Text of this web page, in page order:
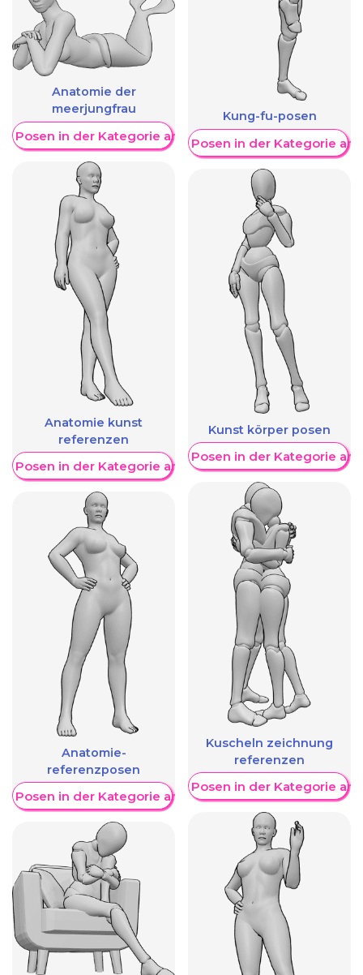
Anatomie der
meerjungfrau
Posen in der Kategorie anzeigen
Anatomie kunst
referenzen
Posen in der Kategorie anzeigen
Anatomie-
referenzposen
Posen in der Kategorie anzeigen
Kung-fu-posen
Weitere Posen in der Kategorie
Kunst körper posen
Weitere Posen in der Kategorie
Kuscheln zeichnung
referenzen
Weitere Posen in der Kategorie